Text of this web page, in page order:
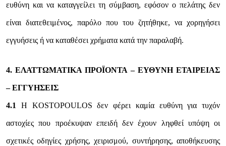
ευθύνη και να καταγγείλει τη σύμβαση, εφόσον ο πελάτης δεν
είναι διατεθειμένος, παρόλο που του ζητήθηκε, να χορηγήσει
εγγυήσεις ή να καταθέσει χρήματα κατά την παραλαβή.
4. ΕΛΑΤΤΩΜΑΤΙΚΑ ΠΡΟΪΟΝΤΑ – ΕΥΘΥΝΗ ΕΤΑΙΡΕΙΑΣ
– ΕΓΓΥΗΣΕΙΣ
4.1 Η KOSTOPOULOS δεν φέρει καμία ευθύνη για τυχόν
αστοχίες που προέκυψαν επειδή δεν έχουν ληφθεί υπόψη οι
σχετικές οδηγίες χρήσης, χειρισμού, συντήρησης, αποθήκευσης